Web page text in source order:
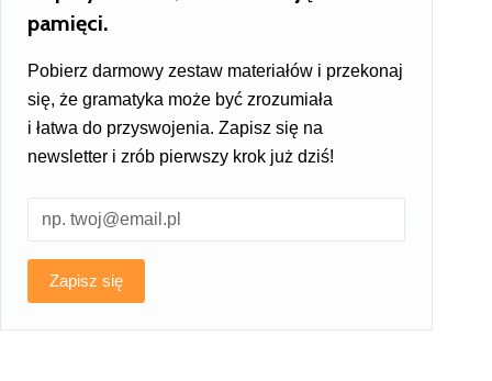
pamięci.
Pobierz darmowy zestaw materiałów i przekonaj
się, że gramatyka może być zrozumiała
i łatwa do przyswojenia. Zapisz się na
newsletter i zrób pierwszy krok już dziś!
Zapisz się